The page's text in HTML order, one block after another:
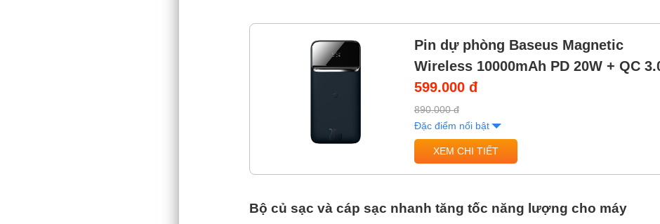
Pin dự phòng Baseus Magnetic
Wireless 10000mAh PD 20W + QC
599.000 đ
890.000 đ
Đặc điểm nổi bật
XEM CHI TIẾT
Bộ củ sạc và cáp sạc nhanh tăng tốc năng lượng cho máy